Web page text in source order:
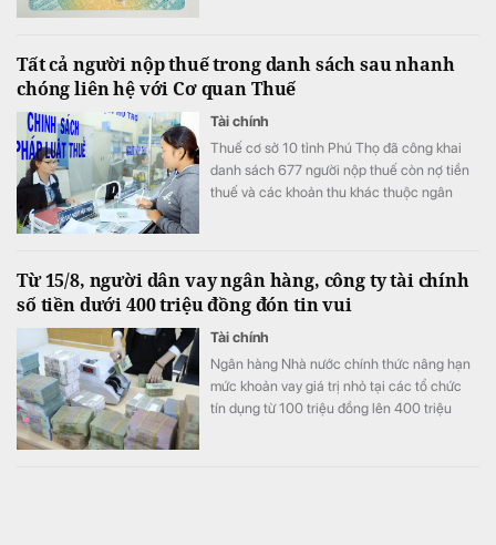
Tất cả người nộp thuế trong danh sách sau nhanh
chóng liên hệ với Cơ quan Thuế
Tài chính
Thuế cơ sở 10 tỉnh Phú Thọ đã công khai
danh sách 677 người nộp thuế còn nợ tiền
thuế và các khoản thu khác thuộc ngân
Từ 15/8, người dân vay ngân hàng, công ty tài chính
số tiền dưới 400 triệu đồng đón tin vui
Tài chính
Ngân hàng Nhà nước chính thức nâng hạn
mức khoản vay giá trị nhỏ tại các tổ chức
tín dụng từ 100 triệu đồng lên 400 triệu